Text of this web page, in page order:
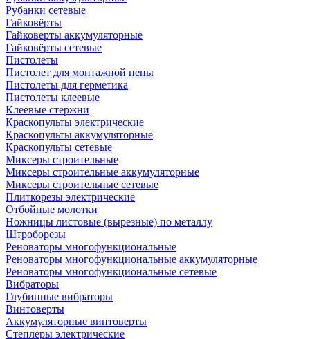
Рубанки сетевые
Гайковёрты
Гайковерты аккумуляторные
Гайковёрты сетевые
Пистолеты
Пистолет для монтажной пены
Пистолеты для герметика
Пистолеты клеевые
Клеевые стержни
Краскопульты электрические
Краскопульты аккумуляторные
Краскопульты сетевые
Миксеры строительные
Миксеры строительные аккумуляторные
Миксеры строительные сетевые
Плиткорезы электрические
Отбойные молотки
Ножницы листовые (вырезные) по металлу
Штроборезы
Реноваторы многофункциональные
Реноваторы многофункциональные аккумуляторные
Реноваторы многофункциональные сетевые
Вибраторы
Глубинные вибраторы
Винтоверты
Аккумуляторные винтоверты
Степлеры электрические